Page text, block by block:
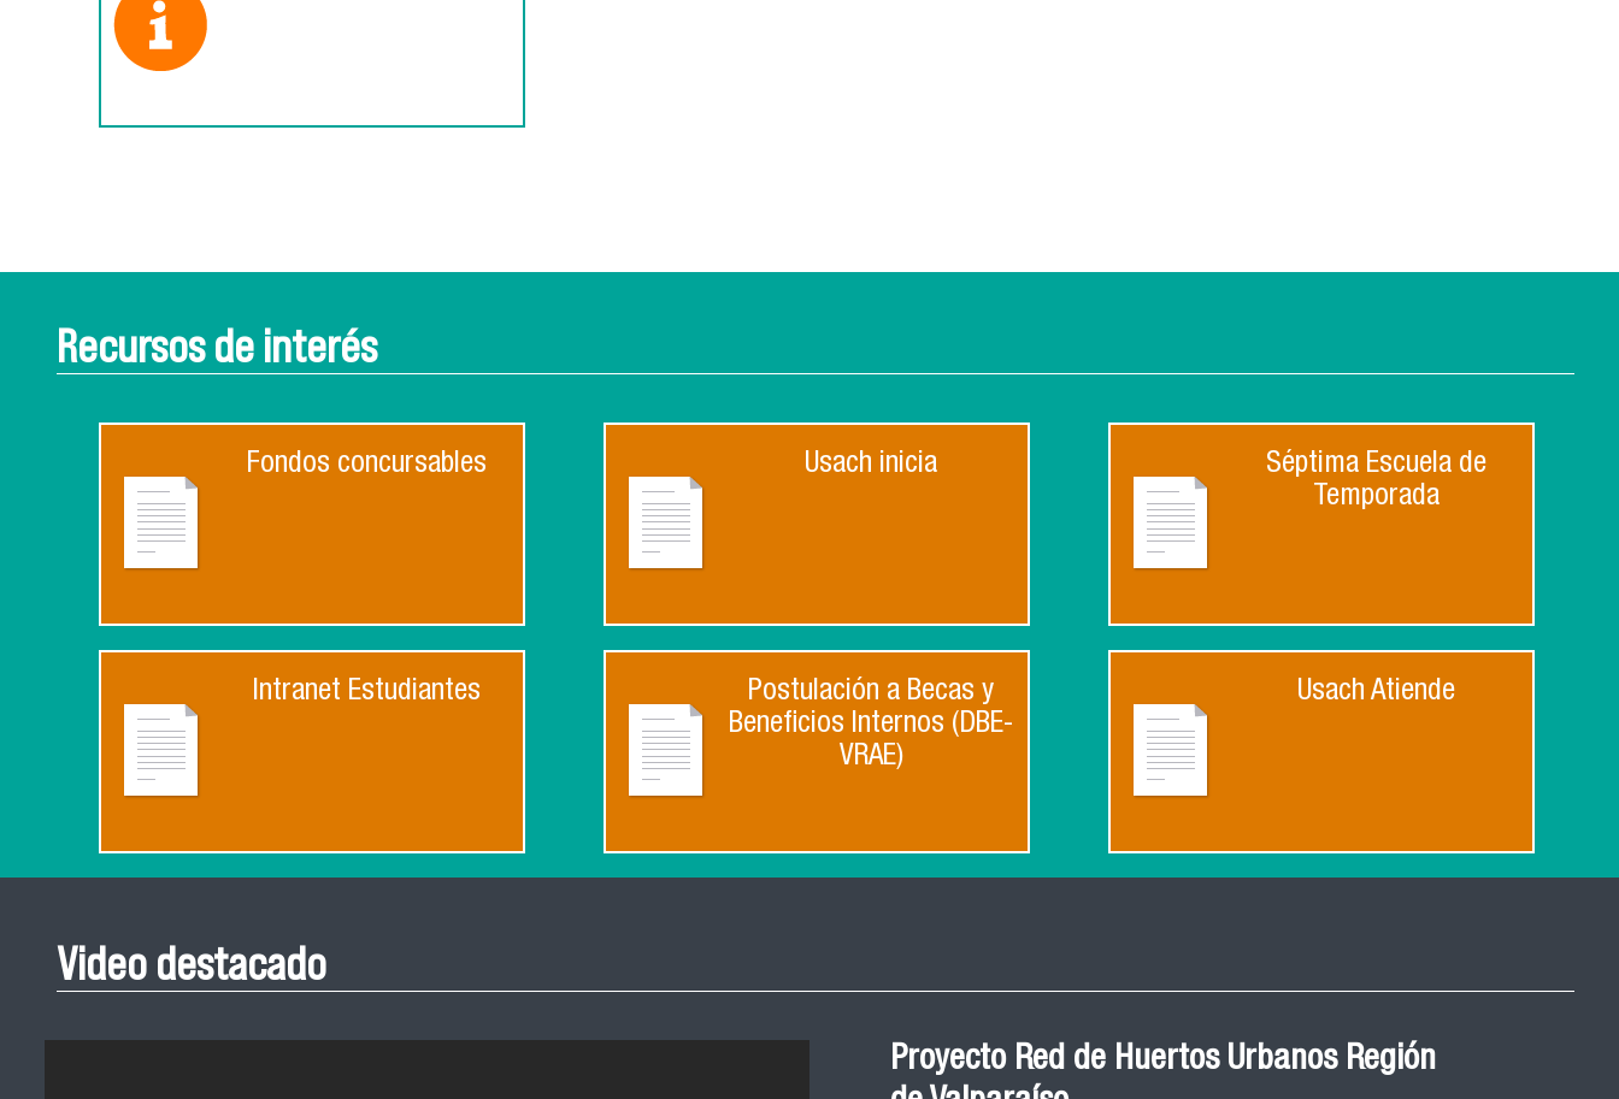
Recursos de interés
Fondos concursables Usach inicia
Séptima Escuela de
Temporada
Intranet Estudiantes
Postulación a Becas y
Beneficios Internos (DBE-
VRAE)
Usach Atiende
Video destacado
Proyecto Red de Huertos Urbanos Región